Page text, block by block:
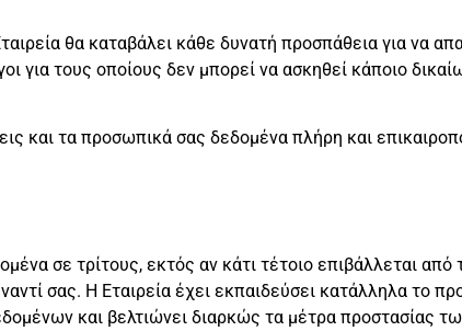
θα καταβάλει κάθε δυνατή προσπάθεια για να
για τους οποίους δεν μπορεί να ασκηθεί κάποιο
και τα προσωπικά σας δεδομένα πλήρη και
σε τρίτους, εκτός αν κάτι τέτοιο επιβάλλεται από
σας. Η Εταιρεία έχει εκπαιδεύσει κατάλληλα το
και βελτιώνει διαρκώς τα μέτρα προστασίας